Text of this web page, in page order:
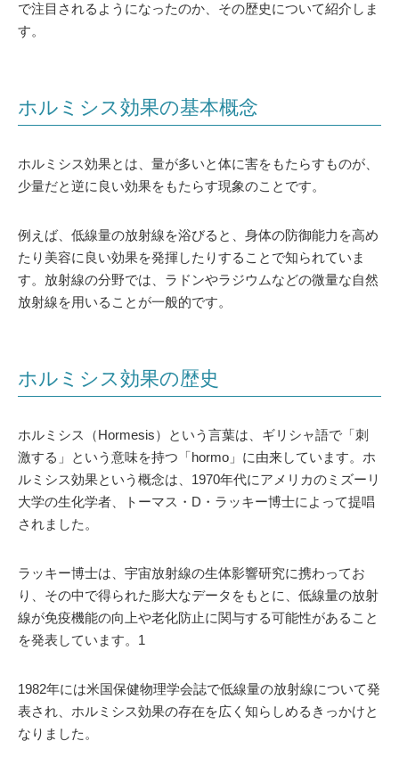
で注目されるようになったのか、その歴史について紹介しま
す。
ホルミシス効果の基本概念
ホルミシス効果とは、量が多いと体に害をもたらすものが、
少量だと逆に良い効果をもたらす現象のことです。
例えば、低線量の放射線を浴びると、身体の防御能力を高め
たり美容に良い効果を発揮したりすることで知られていま
す。放射線の分野では、ラドンやラジウムなどの微量な自然
放射線を用いることが一般的です。
ホルミシス効果の歴史
ホルミシス（Hormesis）という言葉は、ギリシャ語で「刺
激する」という意味を持つ「hormo」に由来しています。ホ
ルミシス効果という概念は、1970年代にアメリカのミズーリ
大学の生化学者、トーマス・D・ラッキー博士によって提唱
されました。
ラッキー博士は、宇宙放射線の生体影響研究に携わってお
り、その中で得られた膨大なデータをもとに、低線量の放射
線が免疫機能の向上や老化防止に関与する可能性があること
を発表しています。1
1982年には米国保健物理学会誌で低線量の放射線について発
表され、ホルミシス効果の存在を広く知らしめるきっかけと
なりました。